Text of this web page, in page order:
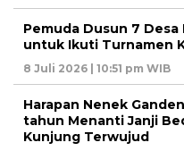
Pemuda Dusun 7 Desa
untuk Ikuti Turnamen
8 Juli 2026 | 10:51 pm WIB
Harapan Nenek
tahun Menanti Janji
Kunjung Terwujud